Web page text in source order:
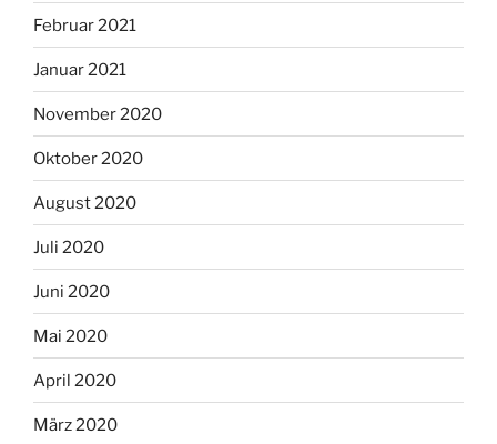
Februar 2021
Januar 2021
November 2020
Oktober 2020
August 2020
Juli 2020
Juni 2020
Mai 2020
April 2020
März 2020